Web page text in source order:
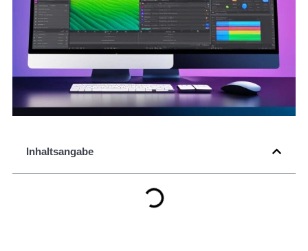
Inhaltsangabe